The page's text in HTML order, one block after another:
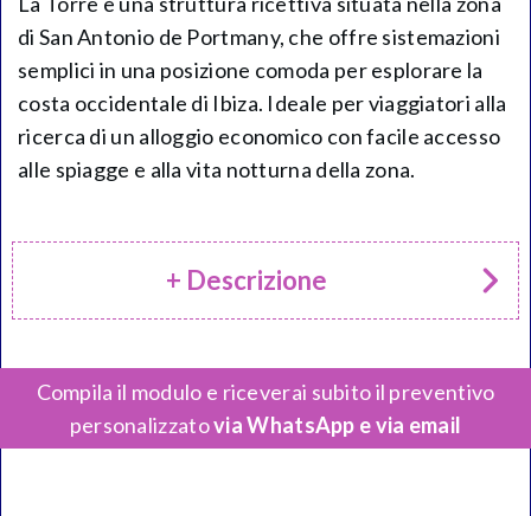
di San Antonio de Portmany, che offre sistemazioni
semplici in una posizione comoda per esplorare la
costa occidentale di Ibiza. Ideale per viaggiatori alla
ricerca di un alloggio economico con facile accesso
alle spiagge e alla vita notturna della zona.
+ Descrizione
Compila il modulo e riceverai subito il preventivo
personalizzatovia WhatsApp e via email